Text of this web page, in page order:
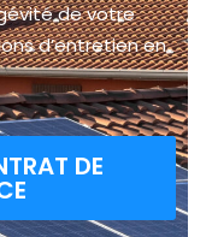
de votre
d’entretien en
DE